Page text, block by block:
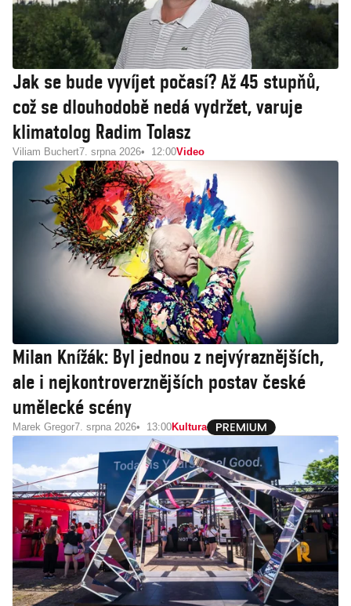
Jak se bude vyvíjet počasí? Až 45 stupňů,
což se dlouhodobě nedá vydržet, varuje
klimatolog Radim Tolasz
Viliam Buchert7. srpna 2026 12:00Video
Milan Knížák: Byl jednou z nejvýraznějších,
ale i nejkontroverznějších postav české
umělecké scény
Marek Gregor7. srpna 2026 13:00Kultura